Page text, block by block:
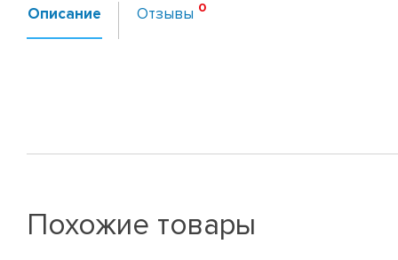
Описание Отзывы
Похожие товары